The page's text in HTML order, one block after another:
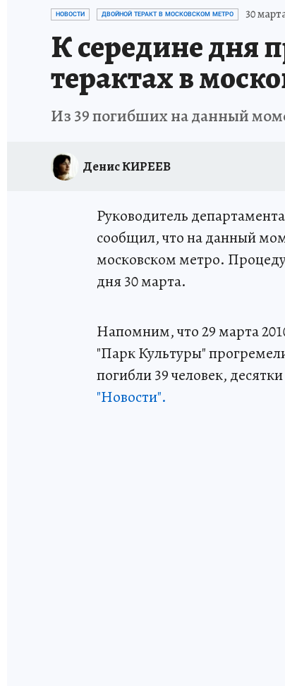
ИСПЫТАНО НА СЕБЕ
НОВОСТИ ДВОЙНОЙ ТЕРАКТ В МОСКОВСКОМ МЕТРО 30
К середине дня
терактах в
Из 39 погибших на данный
Денис КИРЕЕВ
Руководитель
сообщил, что на данный
московском метро.
дня 30 марта.
Напомним, что 29 марта
"Парк Культуры"
погибли 39 человек,
"Новости".